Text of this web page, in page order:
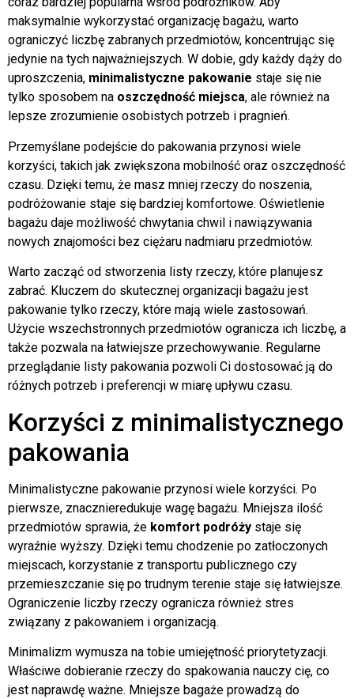
maksymalnie wykorzystać organizację bagażu, warto
ograniczyć liczbę zabranych przedmiotów, koncentrując się
jedynie na tych najważniejszych. W dobie, gdy każdy dąży do
uproszczenia, minimalistyczne pakowanie staje się nie
tylko sposobem na oszczędność miejsca, ale również na
lepsze zrozumienie osobistych potrzeb i pragnień.
Przemyślane podejście do pakowania przynosi wiele
korzyści, takich jak zwiększona mobilność oraz oszczędność
czasu. Dzięki temu, że masz mniej rzeczy do noszenia,
podróżowanie staje się bardziej komfortowe. Oświetlenie
bagażu daje możliwość chwytania chwil i nawiązywania
nowych znajomości bez ciężaru nadmiaru przedmiotów.
Warto zacząć od stworzenia listy rzeczy, które planujesz
zabrać. Kluczem do skutecznej organizacji bagażu jest
pakowanie tylko rzeczy, które mają wiele zastosowań.
Użycie wszechstronnych przedmiotów ogranicza ich liczbę, a
także pozwala na łatwiejsze przechowywanie. Regularne
przeglądanie listy pakowania pozwoli Ci dostosować ją do
różnych potrzeb i preferencji w miarę upływu czasu.
Korzyści z minimalistycznego
pakowania
Minimalistyczne pakowanie przynosi wiele korzyści. Po
pierwsze, znacznieredukuje wagę bagażu. Mniejsza ilość
przedmiotów sprawia, że komfort podróży staje się
wyraźnie wyższy. Dzięki temu chodzenie po zatłoczonych
miejscach, korzystanie z transportu publicznego czy
przemieszczanie się po trudnym terenie staje się łatwiejsze.
Ograniczenie liczby rzeczy ogranicza również stres
związany z pakowaniem i organizacją.
Minimalizm wymusza na tobie umiejętność priorytetyzacji.
Właściwe dobieranie rzeczy do spakowania nauczy cię, co
jest naprawdę ważne. Mniejsze bagaże prowadzą do